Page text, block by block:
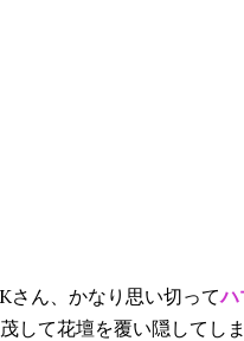
さん、かなり思い切ってハ
して花壇を覆い隠してし